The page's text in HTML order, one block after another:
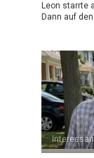
Leon starrte
Dann auf